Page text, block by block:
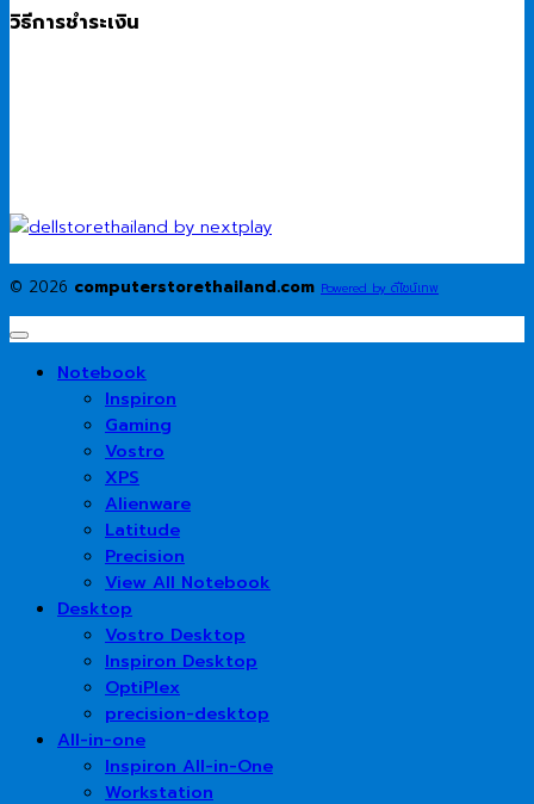
วิธีการชำระเงิน
© 2026 computerstorethailand.com Powered by ดีไซน์เทพ
Notebook
Inspiron
Gaming
Vostro
XPS
Alienware
Latitude
Precision
View All Notebook
Desktop
Vostro Desktop
Inspiron Desktop
OptiPlex
precision-desktop
All-in-one
Inspiron All-in-One
Workstation